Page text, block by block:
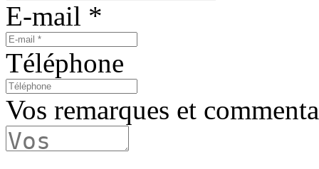
E-mail *
Téléphone
Vos remarques et